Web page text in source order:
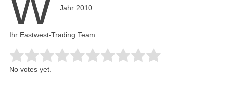
Jahr 2010.
Ihr Eastwest-Trading Team
Rate this item:
Submit Rating
No votes yet.